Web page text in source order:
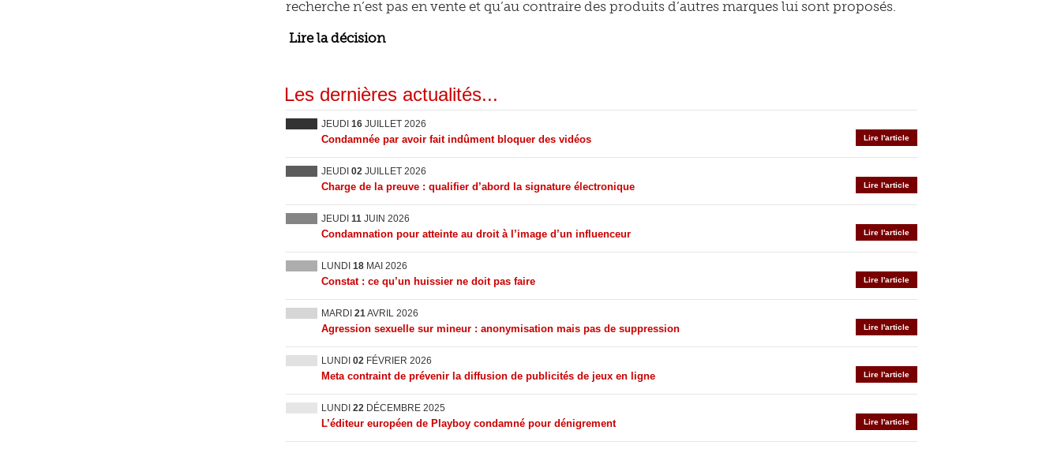
recherche n’est pas en vente et qu’au contraire des produits d’autres marques lui sont proposés.
Lire la décision
Les dernières actualités...
JEUDI 16 JUILLET 2026
Lire l'article
Condamnée par avoir fait indûment bloquer des vidéos
JEUDI 02 JUILLET 2026
Lire l'article
Charge de la preuve : qualifier d’abord la signature électronique
JEUDI 11 JUIN 2026
Lire l'article
Condamnation pour atteinte au droit à l’image d’un influenceur
LUNDI 18 MAI 2026
Lire l'article
Constat : ce qu’un huissier ne doit pas faire
MARDI 21AVRIL 2026
Lire l'article
Agression sexuelle sur mineur : anonymisation mais pas de suppression
LUNDI 02 FÉVRIER 2026
Lire l'article
Meta contraint de prévenir la diffusion de publicités de jeux en ligne
LUNDI 22 DÉCEMBRE 2025
Lire l'article
L’éditeur européen de Playboy condamné pour dénigrement